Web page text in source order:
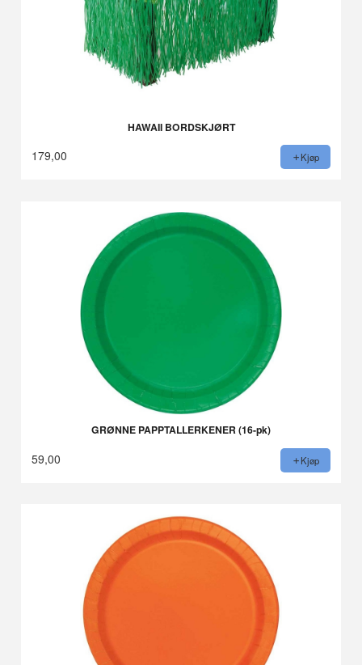
HAWAII BORDSKJØRT
179,00 Kjøp
GRØNNE PAPPTALLERKENER (16-pk)
59,00 Kjøp